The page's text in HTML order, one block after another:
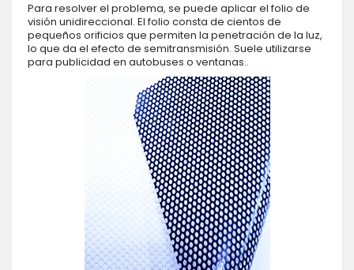
Para resolver el problema, se puede aplicar el folio de
visión unidireccional. El folio consta de cientos de
pequeños orificios que permiten la penetración de la luz,
lo que da el efecto de semitransmisión. Suele utilizarse
para publicidad en autobuses o ventanas..